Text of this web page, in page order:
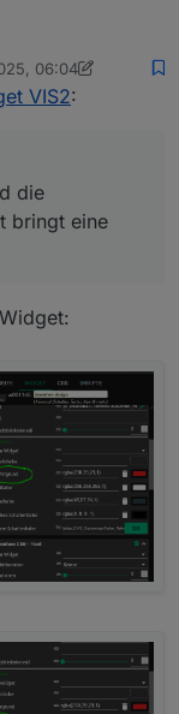
bringt eine
06:04
VIS2:
die
bringt eine